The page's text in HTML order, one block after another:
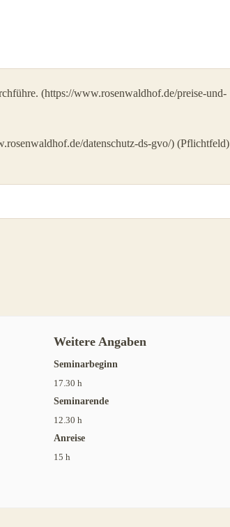
(https://www.rosenwaldhof.de/preise-und-
datenschutz-ds-gvo/) (Pflichtfeld)
Weitere Angaben
Seminarbeginn
17.30 h
Seminarende
12.30 h
Anreise
15 h